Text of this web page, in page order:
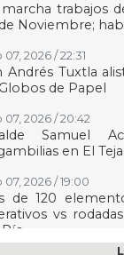
trabajos
Noviembre;
2026 / 22:31
Andrés Tuxtla
de Papel
07, 2026 / 20:42
Samuel
en El
07, 2026 / 19:00
de 120
vs